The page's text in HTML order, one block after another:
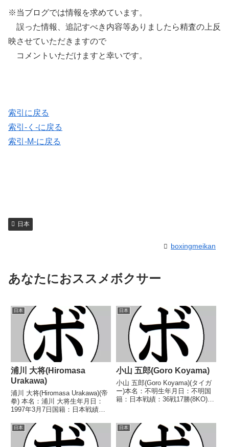
※当ブログでは情報を求めています。
誤った情報、追記すべき内容等ありましたら精査の上反
映させていただきますので
コメントいただけますと幸いです。
索引に戻る
索引-く-に戻る
索引-M-に戻る
日本
boxingmeikan
あなたにおススメボクサー
日本
浦川 大将(Hiromasa
Urakawa)
浦川 大将(Hiromasa Urakawa)(帝
拳) 本名：浦川 大将生年月日：
1997年3月7日国籍：日本戦績：
ル】2020年度全日本ライト級新
人王 【戦歴】2018/03/03 ○4R
判定 3-...
日本
小山 五郎(Goro Koyama)
小山 五郎(Goro Koyama)(タイガ
ー)本名：不明生年月日：不明国
籍：日本戦績：36戦17勝(8KO)14
定 (採点不明) 文山(所属ジム不
明)1946/11/...
日本 日本